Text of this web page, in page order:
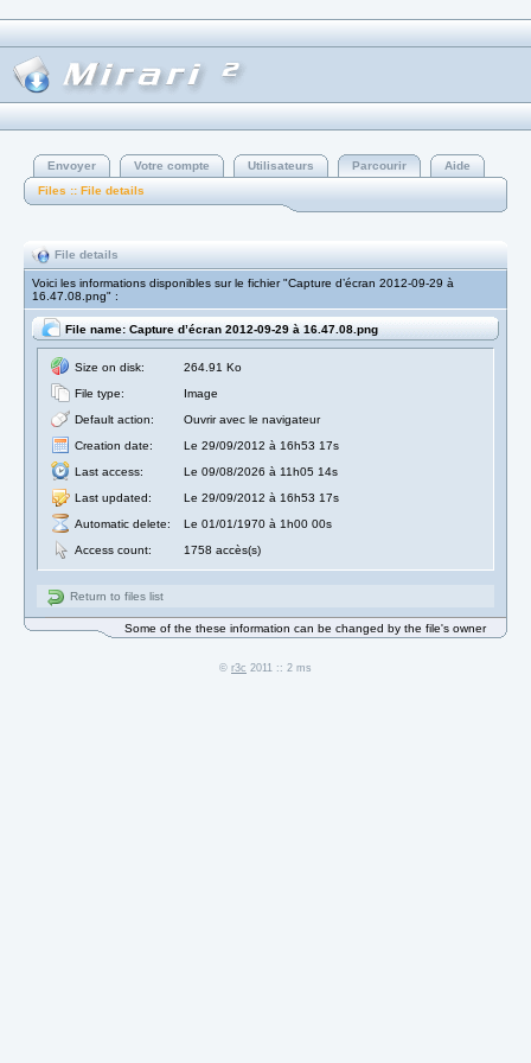
Envoyer Votre compte Utilisateurs Parcourir
Aide
Files :: File details
File details
Voici les informations disponibles sur le fichier "Capture d’écran 2012-09-29 à
16.47.08.png" :
File name: Capture d’écran 2012-09-29 à 16.47.08.png
Size on disk:
264.91 Ko
File type:
Image
Default action:
Ouvrir avec le navigateur
Creation date:
Le 29/09/2012 à 16h53 17s
Last access:
Le 09/08/2026 à 11h05 14s
Last updated:
Le 29/09/2012 à 16h53 17s
Automatic delete:
Le 01/01/1970 à 1h00 00s
Access count:
1758 accès(s)
Return to files list
Some of the these information can be changed by the file's owner
© r3c 2011 :: 2 ms